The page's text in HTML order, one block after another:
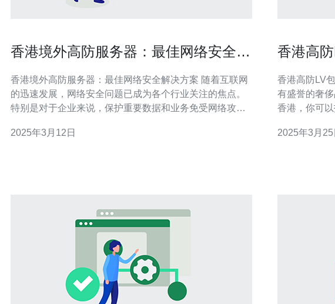
香港境外高防服务器：最佳网络安全解
香港境外高防服务器：最佳网络安全解决方案 随着互联网
的迅速发展，网络安全问题已成为各个行业关注的焦点。
特别是对于企业来说，保护重要数据和业务免受网络攻击
网络安全问题的有效途径。本文将介绍香港境外高防服务
2025年3月12日
香港高
香港高防LV包：最佳选择！
有盛誉的奢
香港，你可
择。 香港是一个购物天堂，拥有众多奢侈品牌的精品店。
2025年3月25